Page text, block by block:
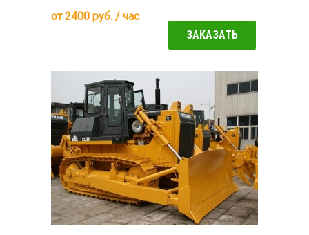
от2400 руб. / час
ЗАКАЗАТЬ